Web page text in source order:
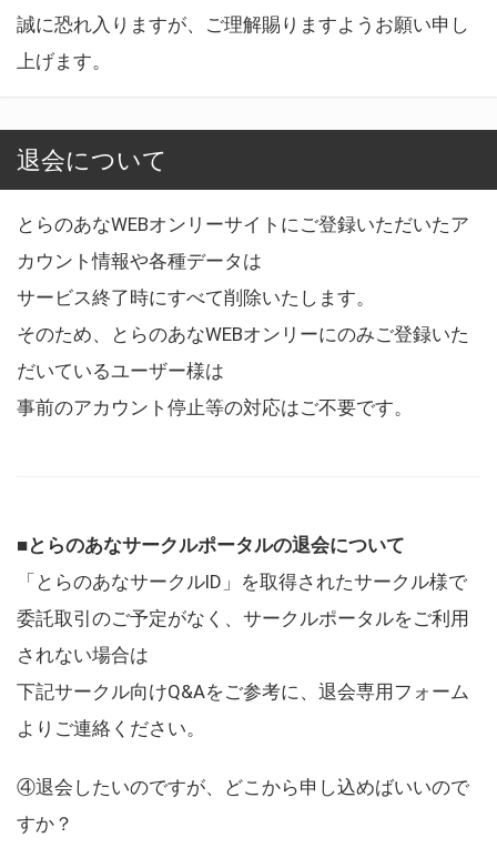
誠に恐れ入りますが、ご理解賜りますようお願い申し
上げます。
退会について
とらのあなWEBオンリーサイトにご登録いただいたア
カウント情報や各種データは
サービス終了時にすべて削除いたします。
そのため、とらのあなWEBオンリーにのみご登録いた
だいているユーザー様は
事前のアカウント停止等の対応はご不要です。
■とらのあなサークルポータルの退会について
「とらのあなサークルID」を取得されたサークル様で
委託取引のご予定がなく、サークルポータルをご利用
されない場合は
下記サークル向けQ&Aをご参考に、退会専用フォーム
よりご連絡ください。
④退会したいのですが、どこから申し込めばいいので
すか？